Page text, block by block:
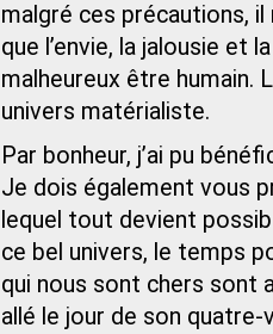
malgré ces précautions,
que l’envie, la jalousie et
malheureux être humain.
univers matérialiste.
Par bonheur, j’ai pu
Je dois également vous
lequel tout devient
ce bel univers, le temps
qui nous sont chers sont
allé le jour de son